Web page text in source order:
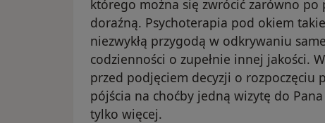
którego można się zwrócić zarówno po
doraźną. Psychoterapia pod okiem
niezwykłą przygodą w odkrywaniu
codzienności o zupełnie innej jakości.
przed podjęciem decyzji o rozpoczęciu
pójścia na choćby jedną wizytę do
tylko więcej.